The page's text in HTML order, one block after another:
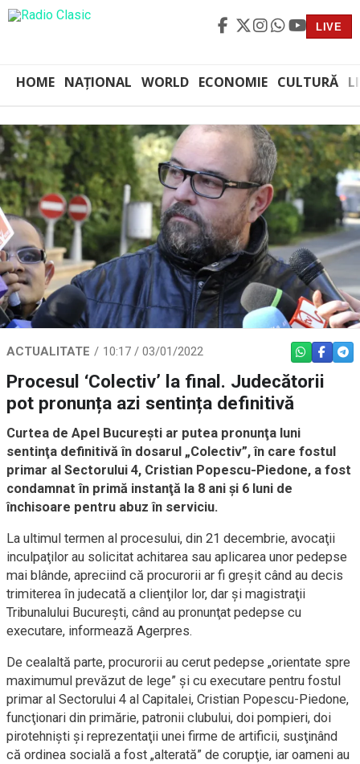
LIVE
HOME NAȚIONAL WORLD ECONOMIE CULTURĂ
ACTUALITATE 10:17 / 03/01/2022 WHATSAPP
Procesul ‘Colectiv’ la final. Judecătorii
pot pronunța azi sentința definitivă
Curtea de Apel Bucureşti ar putea pronunţa luni
sentinţa definitivă în dosarul „Colectiv”, în care fostul
primar al Sectorului 4, Cristian Popescu-Piedone, a fost
condamnat în primă instanţă la 8 ani şi 6 luni de
închisoare pentru abuz în serviciu.
La ultimul termen al procesului, din 21 decembrie, avocaţii
inculpaţilor au solicitat achitarea sau aplicarea unor pedepse
mai blânde, apreciind că procurorii ar fi greşit când au decis
trimiterea în judecată a clienţilor lor, dar şi magistraţii
Tribunalului Bucureşti, când au pronunţat pedepse cu
executare, informează Agerpres.
De cealaltă parte, procurorii au cerut pedepse „orientate spre
maximumul prevăzut de lege” şi cu executare pentru fostul
primar al Sectorului 4 al Capitalei, Cristian Popescu-Piedone,
funcţionari din primărie, patronii clubului, doi pompieri, doi
pirotehnişti şi reprezentaţii unei firme de artificii, susţinând
că ordinea socială a fost „alterată” de corupţie, iar oameni au